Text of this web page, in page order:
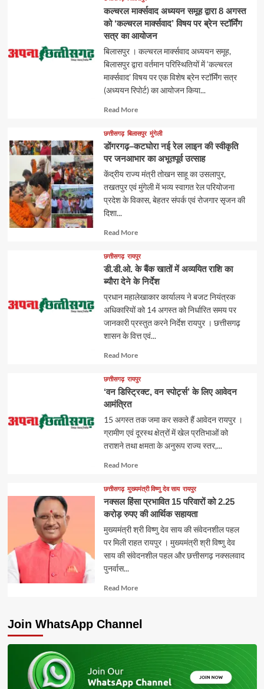
कल्चरल मार्क्सवाद अध्ययन समूह द्वारा 8 अगस्त
को ‘कल्चरल मार्क्सवाद’ विषय पर ब्रेन स्टॉर्मिंग
सत्र का आयोजन
बिलासपुर । कल्चरल मार्क्सवाद अध्ययन समूह,
बिलासपुर द्वारा वर्तमान परिस्थितियों में ‘कल्चरल
मार्क्सवाद’ विषय पर एक विशेष ब्रेन स्टॉर्मिंग सत्र
(अध्ययन रिपोर्ट) का आयोजन किया...
Read MoreRead
about
छत्तीसगढ़ बिलासपुर मुंगेली
डोंगरगढ़–कटघोरा नई रेल लाइन की स्वीकृति
पर जनआभार का अभूतपूर्व उत्साह
केंद्रीय राज्य मंत्री तोखन साहू का उसलापुर,
तखतपुर एवं मुंगेली में भव्य स्वागत रेल परियोजना
प्रदेश के विकास, बेहतर संपर्क एवं रोजगार सृजन की
दिशा...
Read MoreRead
about
छत्तीसगढ़ रायपुर
डी.डी.ओ. के बैंक खातों में अव्ययित राशि का
ब्यौरा देने के निर्देश
प्रधान महालेखाकार कार्यालय ने बजट नियंत्रक
अधिकारियों को 14 अगस्त को निर्धारित समय पर
जानकारी प्रस्तुत करने निर्देश रायपुर । छत्तीसगढ़
शासन के वित्त एवं...
Read MoreRead
about
छत्तीसगढ़ रायपुर
‘वन डिस्ट्रिक्ट, वन स्पोर्ट्स’ के लिए आवेदन
आमंत्रित
15 अगस्त तक जमा कर सकते हैं आवेदन रायपुर ।
ग्रामीण एवं दूरस्थ क्षेत्रों में खेल प्रतिभाओं को
तराशने तथा क्षमता के अनुरूप राज्य स्तर,...
Read MoreRead
about
छत्तीसगढ़ मुख्यमंत्री विष्णु देव साय रायपुर
नक्सल हिंसा प्रभावित 15 परिवारों को 2.25
करोड़ रुपए की आर्थिक सहायता
मुख्यमंत्री श्री विष्णु देव साय की संवेदनशील पहल
पर मिली राहत रायपुर । मुख्यमंत्री श्री विष्णु देव
साय की संवेदनशील पहल और छत्तीसगढ़ नक्सलवाद
पुनर्वास...
Read MoreRead
Join WhatsApp Channel